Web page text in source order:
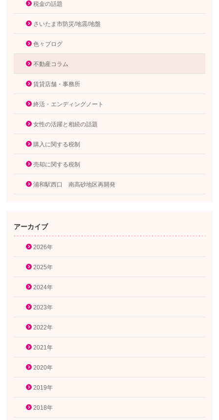
税金の話題
さいたま市防災/地震/地盤
色々ブログ
不動産コラム
賃貸店舗・事務所
終活・エンディングノート
女性の活躍と相続の話題
購入に関する税制
売却に関する税制
浦和駅西口 南高砂地区再開発
アーカイブ
2026年
2025年
2024年
2023年
2022年
2021年
2020年
2019年
2018年